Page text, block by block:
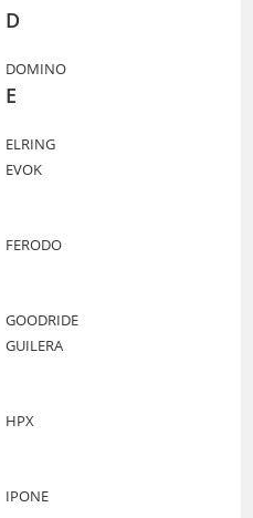
D
DOMINO
E
ELRING
EVOK
FERODO
GOODRIDE
GUILERA
HPX
IPONE